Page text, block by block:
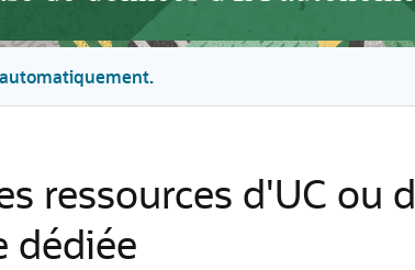
ressources d'UC ou
dédiée